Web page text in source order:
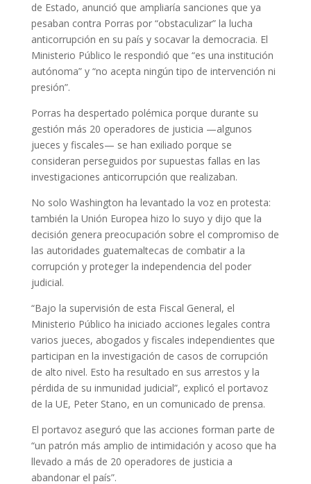
de Estado, anunció que ampliaría sanciones que ya
pesaban contra Porras por “obstaculizar” la lucha
anticorrupción en su país y socavar la democracia. El
Ministerio Público le respondió que “es una institución
autónoma” y “no acepta ningún tipo de intervención ni
presión”.
Porras ha despertado polémica porque durante su
gestión más 20 operadores de justicia —algunos
jueces y fiscales— se han exiliado porque se
consideran perseguidos por supuestas fallas en las
investigaciones anticorrupción que realizaban.
No solo Washington ha levantado la voz en protesta:
también la Unión Europea hizo lo suyo y dijo que la
decisión genera preocupación sobre el compromiso de
las autoridades guatemaltecas de combatir a la
corrupción y proteger la independencia del poder
judicial.
“Bajo la supervisión de esta Fiscal General, el
Ministerio Público ha iniciado acciones legales contra
varios jueces, abogados y fiscales independientes que
participan en la investigación de casos de corrupción
de alto nivel. Esto ha resultado en sus arrestos y la
pérdida de su inmunidad judicial”, explicó el portavoz
de la UE, Peter Stano, en un comunicado de prensa.
El portavoz aseguró que las acciones forman parte de
“un patrón más amplio de intimidación y acoso que ha
llevado a más de 20 operadores de justicia a
abandonar el país”.